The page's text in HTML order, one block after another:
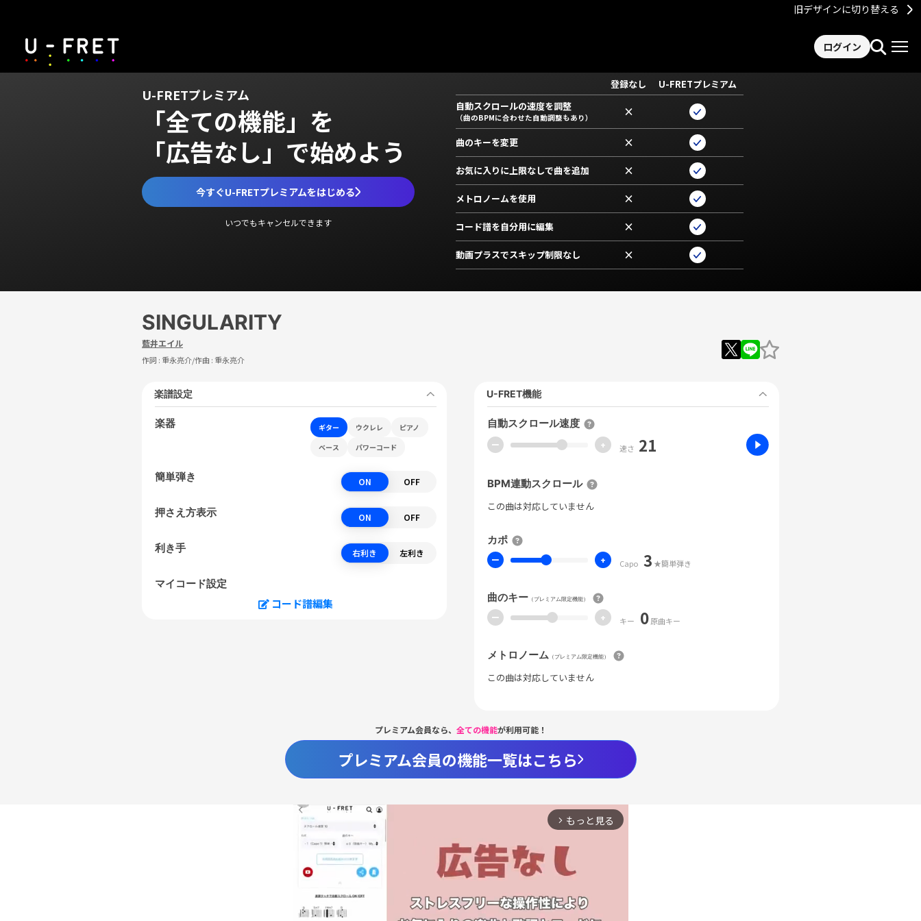
旧デザインに切り替える
ログイン
U-FRETプレミアム
「全ての機能」を
「広告なし」で始めよう
今すぐU-FRETプレミアムをはじめる
いつでもキャンセルできます
登録なし
U-FRETプレミアム
自動スクロールの速度を調整
（曲のBPMに合わせた自動調整もあり） ×
曲のキーを変更 ×
お気に入りに上限なしで曲を追加 ×
メトロノームを使用 ×
コード譜を自分用に編集 ×
動画プラスでスキップ制限なし ×
SINGULARITY
藍井エイル
作詞 :重永亮介/作曲 :重永亮介
楽譜設定
楽器 ギター ウクレレ
ピアノ
ベース
パワーコード
簡単弾き ON OFF
押さえ方表示 ON OFF
利き手 右利き 左利き
マイコード設定
コード譜編集
U-FRET機能
自動スクロール速度
ー + 速さ 21
BPM連動スクロール
この曲は対応していません
カポ
ー + Capo 3 ★簡単弾き
曲のキー （プレミアム限定機能）
ー + キー 0原曲キー
メトロノーム （プレミアム限定機能）
この曲は対応していません
プレミアム会員なら、 全ての機能が利用可能！
プレミアム会員の機能一覧はこちら
arrow_forward_ios もっと見る